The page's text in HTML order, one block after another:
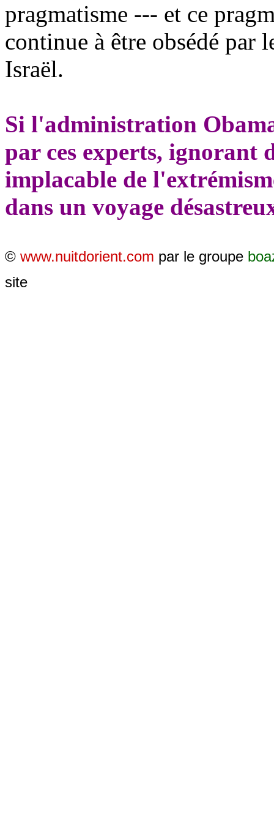
pragmatisme --- et ce
continue à être obsédé par
Israël.
Si l'administration
par ces experts, ignorant
implacable de
dans un voyage
© www.nuitdorient.com par le groupe
site